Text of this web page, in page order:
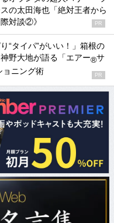
の太田海也「絶対王者から
対談②》
PR
“タイパ”がいい！」箱根の
野大地が語る「エアー®サ
ョニング術 PR